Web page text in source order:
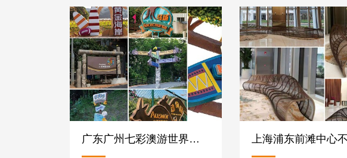
广东广州七彩澳游世界不锈钢雕塑标识牌定制案例